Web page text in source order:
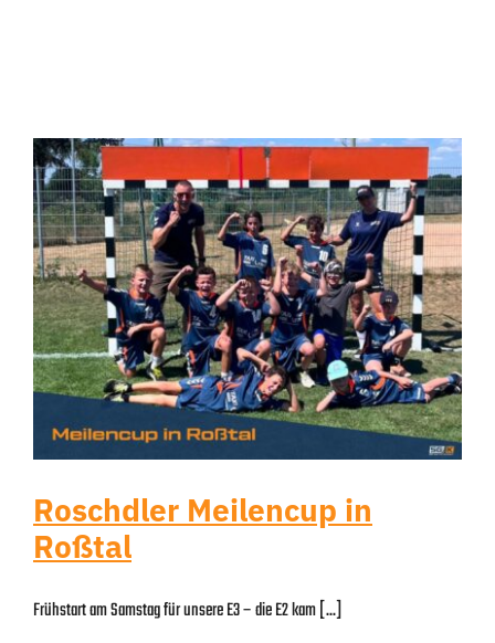
Roschdler Meilencup in
Roßtal
Frühstart am Samstag für unsere E3 – die E2 kam [...]